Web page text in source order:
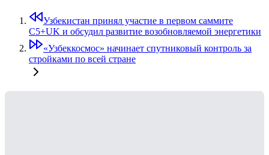
Узбекистан принял участие в первом саммите
C5+UK и обсудил развитие возобновляемой энергетики
«Узбеккосмос» начинает спутниковый контроль за
стройками по всей стране